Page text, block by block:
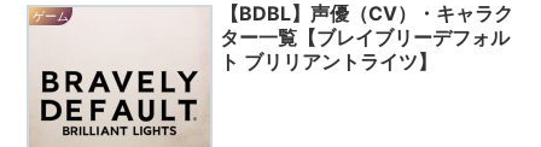
ゲーム
【BDBL】声優（CV）・キャラク
ター一覧【ブレイブリーデフォル
ト ブリリアントライツ】